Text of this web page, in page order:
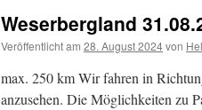
Weserbergland
Veröffentlicht am 28. August 2024von
max. 250 km Wir fahren in
anzusehen. Die Möglichkeiten zu